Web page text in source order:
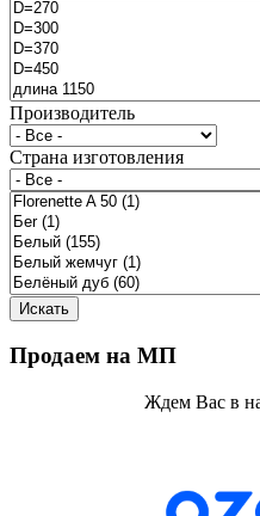
Производитель
Страна изготовления
Продаем на МП
Ждем Вас в